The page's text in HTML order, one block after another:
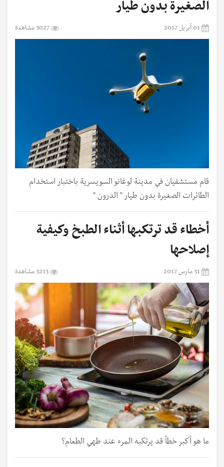
الصغيرة بدون طيار
01 أبريل 2017 3027 مشاهدة
قام مستشفيان في مدينة لوغانو السويسرية باختبار استخدام
الطائرات الصغيرة بدون طيار " الدرون "
أخطاء قد ترتكبها أثناء الطبخ وكيفية
إصلاحها
31 مارس 2017 3213 مشاهدة
ما هو أكبر خطأ قد يرتكبه المرء عند طهي الطعام؟